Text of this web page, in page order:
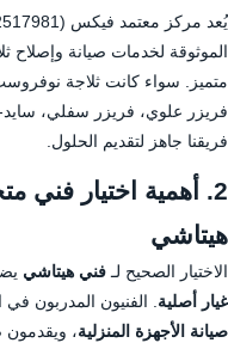
يُعد مركز معتمد فيكس (
الموثوقة لخدمات صيانة وإصلاح
متميز. سواء كانت ثلاجة
فريزر علوي، فريزر سفلي،
فريقنا جاهز لتقديم الحلول.
2. أهمية اختيار
هيتاشي
الاختيار الصحيح لـفني هيتاشي
غيار أصلية. الفنيون المدربون في
صيانة الأجهزة المنزلية